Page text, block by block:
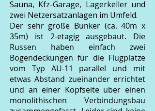
Sauna, Kfz-Garage, Lagerkeller und
zwei Netzersatzanlagen im Umfeld.
Der sehr große Bunker (ca. 40m x
35m) ist 2-etagig ausgebaut. Die
Russen haben einfach zwei
Bogendeckungen für die Flugplätze
vom Typ AU-11 parallel und mit
etwas Abstand zueinander errichtet
und an einer Kopfseite über einen
monolithischen Verbindungsbau